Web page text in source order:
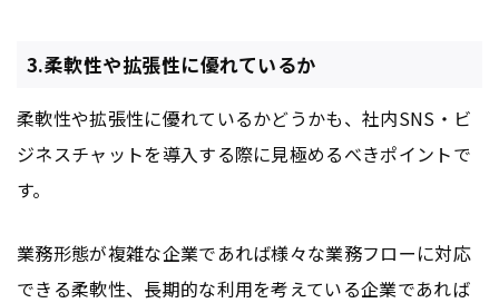
3.柔軟性や拡張性に優れているか
柔軟性や拡張性に優れているかどうかも、社内SNS・ビ
ジネスチャットを導入する際に見極めるべきポイントで
す。
業務形態が複雑な企業であれば様々な業務フローに対応
できる柔軟性、長期的な利用を考えている企業であれば